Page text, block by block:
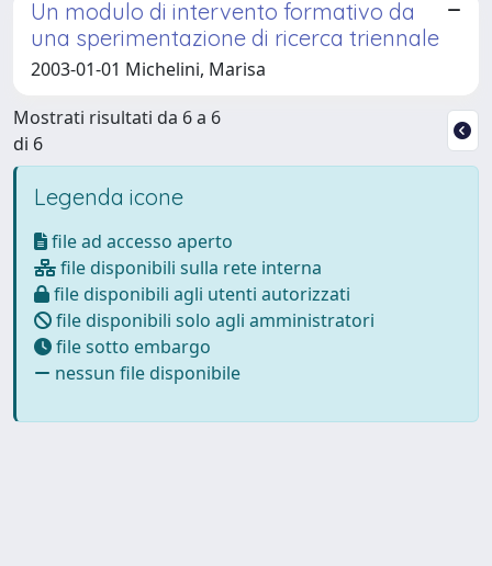
Un modulo di intervento formativo da
una sperimentazione di ricerca triennale
2003-01-01 Michelini, Marisa
Mostrati risultati da 6 a 6
di 6
Legenda icone
file ad accesso aperto
file disponibili sulla rete interna
file disponibili agli utenti autorizzati
file disponibili solo agli amministratori
file sotto embargo
nessun file disponibile